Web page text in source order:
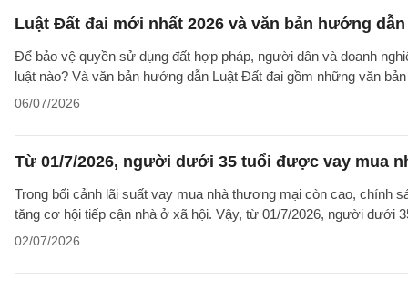
Luật Đất đai mới nhất 2026 và văn bản hướng
Để bảo vệ quyền sử dụng đất hợp pháp, người dân và doanh
luật nào? Và văn bản hướng dẫn Luật Đất đai gồm những văn
06/07/2026
Từ 01/7/2026, người dưới 35 tuổi được vay mua
Trong bối cảnh lãi suất vay mua nhà thương mại còn cao, chính
tăng cơ hội tiếp cận nhà ở xã hội. Vậy, từ 01/7/2026, người dưới
02/07/2026